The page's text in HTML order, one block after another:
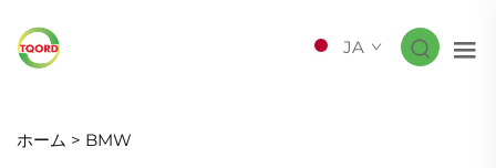
JA
ホーム > BMW